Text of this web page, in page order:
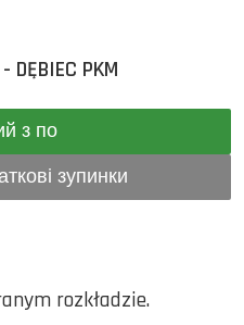
DĘBIEC PKM
Дійсний з по
зупинки
rozkładzie.